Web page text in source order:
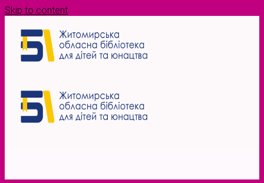
Skip to content